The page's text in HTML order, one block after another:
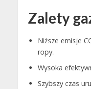
Zalety
Niższe emisje
ropy.
Wysoka
Szybszy czas